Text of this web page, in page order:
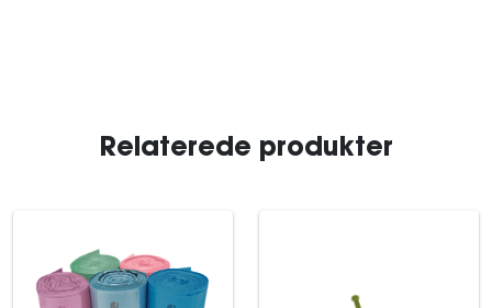
Relaterede produkter